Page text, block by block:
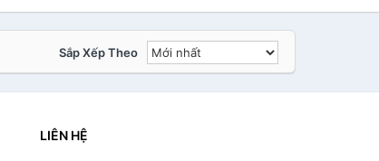
Sắp Xếp Theo
LIÊN HỆ